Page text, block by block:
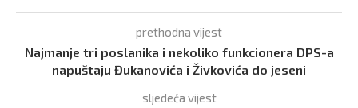
prethodna vijest
Najmanje tri poslanika i nekoliko funkcionera DPS-a
napuštaju Đukanovića i Živkovića do jeseni
sljedeća vijest